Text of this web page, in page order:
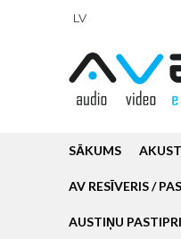
LV
SĀKUMS
AV RESĪVERIS /
AUSTIŅU